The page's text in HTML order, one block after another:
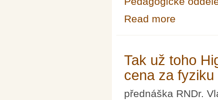
Read more
Tak už toho
cena za
přednáška RNDr.